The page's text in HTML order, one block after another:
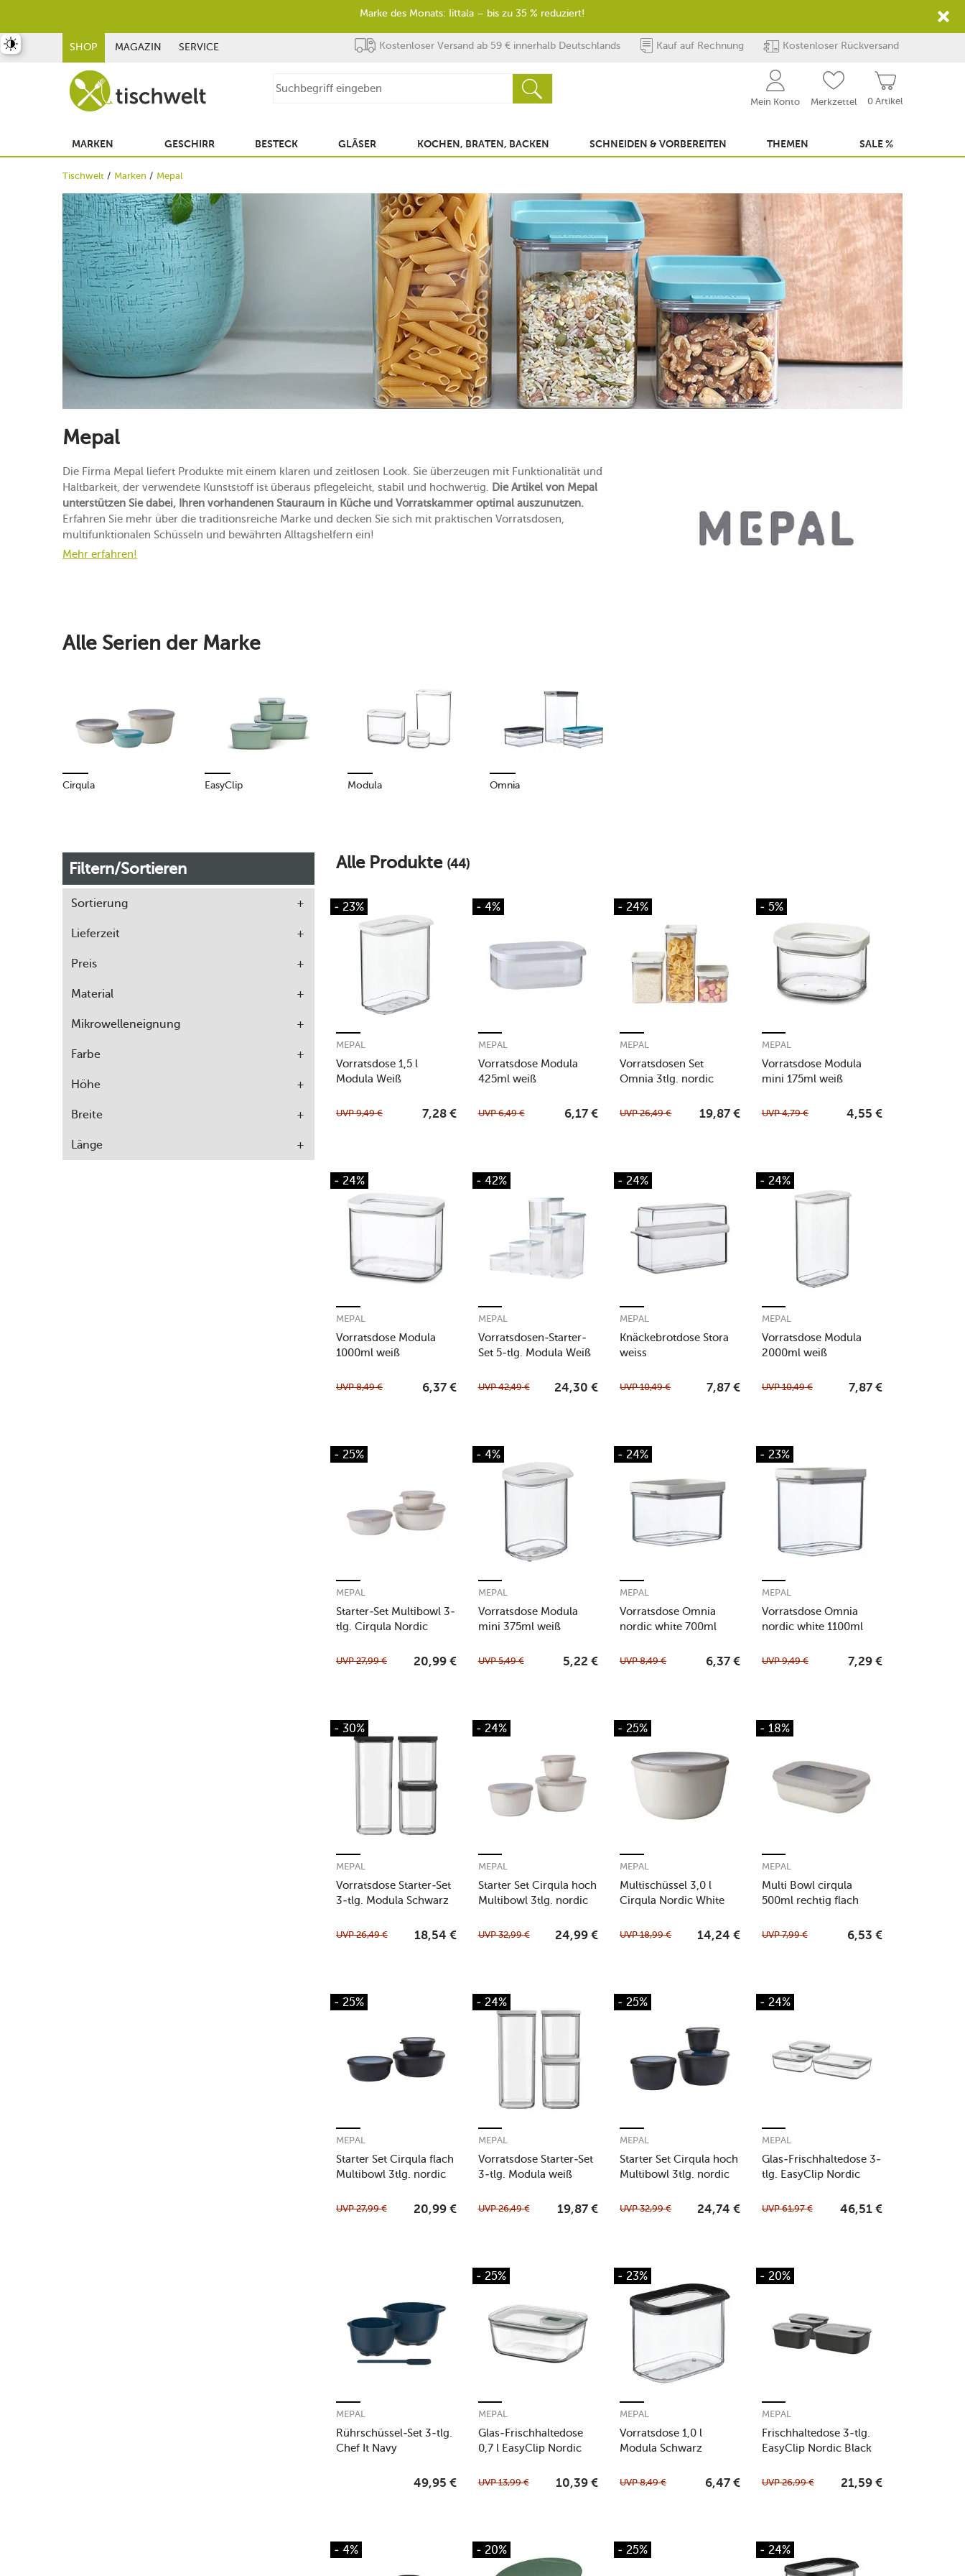
SHOP MAGAZIN SERVICE Kostenloser Versand ab 59 € innerhalb Deutschlands Kauf auf Rechnung Kostenloser Rückversand
0 Artikel
Mein Konto Merkzettel
MARKEN GESCHIRR BESTECK GLÄSER KOCHEN, BRATEN, BACKEN SCHNEIDEN & VORBEREITEN THEMEN SALE %
Tischwelt Marken Mepal
Mepal
Die Firma Mepal liefert Produkte mit einem klaren und zeitlosen Look. Sie überzeugen mit Funktionalität und
Haltbarkeit, der verwendete Kunststoff ist überaus pflegeleicht, stabil und hochwertig. Die Artikel von Mepal
unterstützen Sie dabei, Ihren vorhandenen Stauraum in Küche und Vorratskammer optimal auszunutzen.
Erfahren Sie mehr über die traditionsreiche Marke und decken Sie sich mit praktischen Vorratsdosen,
multifunktionalen Schüsseln und bewährten Alltagshelfern ein!
Mehr erfahren!
Alle Serien der Marke
Cirqula EasyClip Modula Omnia
Filtern/Sortieren
Sortierung
Lieferzeit
Preis
Material
Mikrowelleneignung
Farbe
Höhe
Breite
Länge
Alle Produkte (44)
- 23%
Vorratsdose 1,5 l
Modula Weiß
MEPAL
UVP9,49 € 7,28 €
- 4%
Vorratsdose Modula
425ml weiß
MEPAL
UVP6,49 € 6,17 €
- 24%
Vorratsdosen Set
Omnia 3tlg. nordic
MEPAL
UVP26,49 € 19,87 €
- 5%
Vorratsdose Modula
mini 175ml weiß
MEPAL
UVP4,79 € 4,55 €
- 24%
Vorratsdose Modula
1000ml weiß
MEPAL
UVP8,49 € 6,37 €
- 42%
Vorratsdosen-Starter-
Set 5-tlg. Modula Weiß
MEPAL
UVP42,49 € 24,30 €
- 24%
Knäckebrotdose Stora
weiss
MEPAL
UVP10,49 € 7,87 €
- 24%
Vorratsdose Modula
2000ml weiß
MEPAL
UVP10,49 € 7,87 €
- 25%
Starter-Set Multibowl 3-
tlg. Cirqula Nordic
MEPAL
UVP27,99 € 20,99 €
- 4%
Vorratsdose Modula
mini 375ml weiß
MEPAL
UVP5,49 € 5,22 €
- 24%
Vorratsdose Omnia
nordic white 700ml
MEPAL
UVP8,49 € 6,37 €
- 23%
Vorratsdose Omnia
nordic white 1100ml
MEPAL
UVP9,49 € 7,29 €
- 30%
Vorratsdose Starter-Set
3-tlg. Modula Schwarz
MEPAL
UVP26,49 € 18,54 €
- 24%
Starter Set Cirqula hoch
Multibowl 3tlg. nordic
MEPAL
UVP32,99 € 24,99 €
- 25%
Multischüssel 3,0 l
Cirqula Nordic White
MEPAL
UVP18,99 € 14,24 €
- 18%
Multi Bowl cirqula
500ml rechtig flach
MEPAL
UVP7,99 € 6,53 €
- 25%
Starter Set Cirqula flach
Multibowl 3tlg. nordic
MEPAL
UVP27,99 € 20,99 €
- 24%
Vorratsdose Starter-Set
3-tlg. Modula weiß
MEPAL
UVP26,49 € 19,87 €
- 25%
Starter Set Cirqula hoch
Multibowl 3tlg. nordic
MEPAL
UVP32,99 € 24,74 €
- 24%
Glas-Frischhaltedose 3-
tlg. EasyClip Nordic
MEPAL
UVP61,97 € 46,51 €
Rührschüssel-Set 3-tlg.
Chef It Navy
MEPAL
49,95 €
- 25%
Glas-Frischhaltedose
0,7 l EasyClip Nordic
MEPAL
UVP13,99 € 10,39 €
- 23%
Vorratsdose 1,0 l
Modula Schwarz
MEPAL
UVP8,49 € 6,47 €
- 20%
Frischhaltedose 3-tlg.
EasyClip Nordic Black
MEPAL
UVP26,99 € 21,59 €
- 4% - 20% - 25% - 24%
umschalten
Marke des Monats: Iittala – bis zu 35 % reduziert!